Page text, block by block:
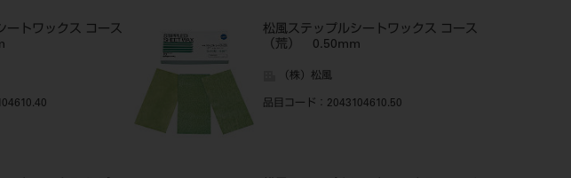
ートワックス コース
松風ステップルシートワックス コース
（荒） 0.50mm
（株）松風
品目コード ：2043104610.50